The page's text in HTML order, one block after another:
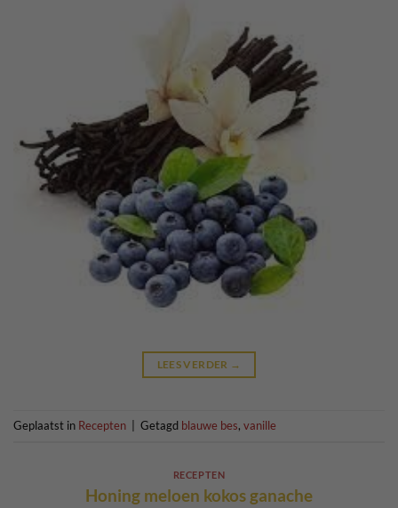
LEES VERDER →
Geplaatst in Recepten Getagd blauwe bes, vanille
RECEPTEN
Honing meloen kokos ganache